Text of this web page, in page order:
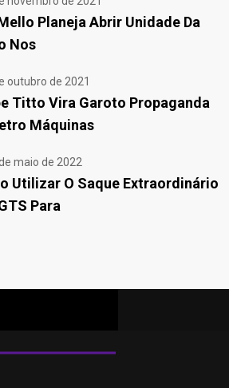
Planeja Abrir Unidade Da
Nos
outubro de 2021
Titto Vira Garoto Propaganda
Máquinas
maio de 2022
Utilizar O Saque Extraordinário
Para